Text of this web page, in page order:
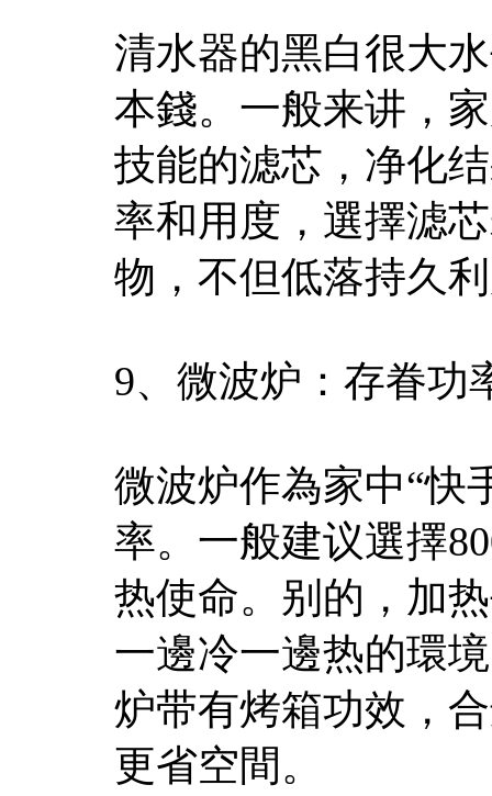
清水器的黑白很大
本錢。一般来讲，
技能的滤芯，净化
率和用度，選擇滤
物，不但低落持久
9、微波炉：存眷功
微波炉作為家中“快
率。一般建议選擇
热使命。别的，加
一邊冷一邊热的環
炉带有烤箱功效，
更省空間。